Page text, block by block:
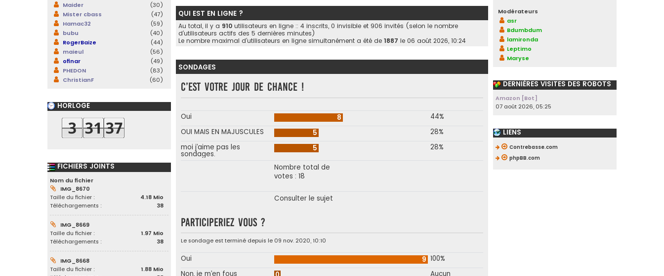
QUI EST EN LIGNE ?
Au total, il y a 910 utilisateurs en ligne :: 4 inscrits, 0 invisible et 906 invités (selon le nombre
d’utilisateurs actifs des 5 dernières minutes)
Le nombre maximal d’utilisateurs en ligne simultanément a été de 1887 le 06 août 2026, 10:24
SONDAGES
C’est votre jour de chance !
Oui 8
44%
OUI MAIS EN MAJUSCULES
5
28%
moi j’aime pas les
sondages.
5 28%
Nombre total de
votes : 18
Consulter le sujet
Participeriez vous ?
Le sondage est terminé depuis le 09 nov. 2020, 10:10
Oui 9 100%
Non, je m’en fous
Aucun
Maider
(30)
Mister cbass
(47)
Hamac32
(59)
bubu
(40)
RogerBaize
(44)
maieul
(56)
ofinar
(49)
PHEDON
(83)
ChristianF
(60)
HORLOGE
FICHIERS JOINTS
Nom du fichier
IMG_8670
Taille du fichier :
4.18 Mio
Téléchargements :
38
IMG_8669
Taille du fichier :
1.97 Mio
Téléchargements :
38
IMG_8668
Taille du fichier :
1.88 Mio
Modérateurs
asr
Bdumbdum
lamironda
Leptimo
Maryse
DERNIÈRES VISITES DES ROBOTS
Amazon [Bot]
07 août 2026, 05:25
LIENS
Contrebasse.com
phpBB.com